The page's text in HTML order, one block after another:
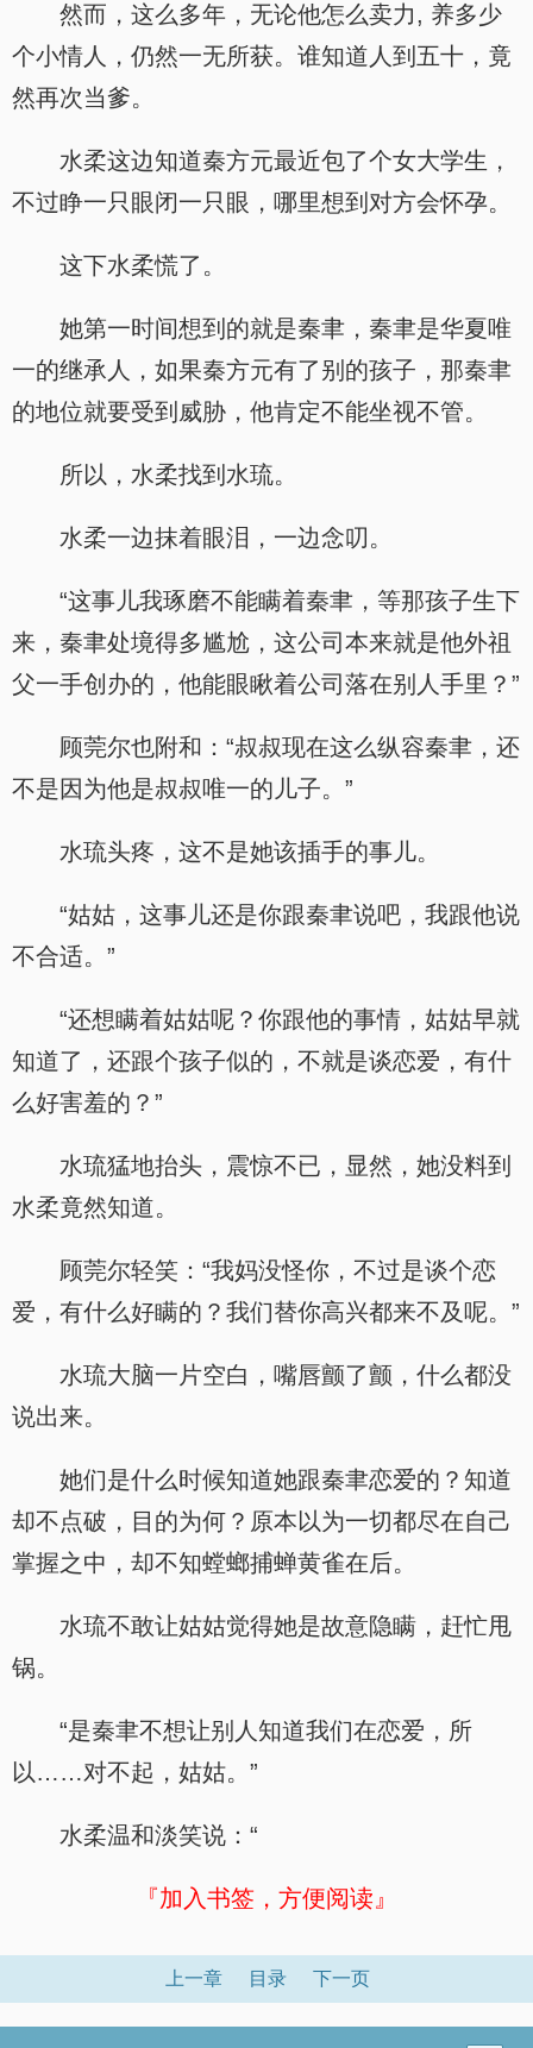
然而，这么多年，无论他怎么卖力, 养多少
个小情人，仍然一无所获。谁知道人到五十，竟
然再次当爹。
水柔这边知道秦方元最近包了个女大学生，
不过睁一只眼闭一只眼，哪里想到对方会怀孕。
这下水柔慌了。
她第一时间想到的就是秦聿，秦聿是华夏唯
一的继承人，如果秦方元有了别的孩子，那秦聿
的地位就要受到威胁，他肯定不能坐视不管。
所以，水柔找到水琉。
水柔一边抹着眼泪，一边念叨。
“这事儿我琢磨不能瞒着秦聿，等那孩子生下
来，秦聿处境得多尴尬，这公司本来就是他外祖
父一手创办的，他能眼瞅着公司落在别人手里？”
顾莞尔也附和：“叔叔现在这么纵容秦聿，还
不是因为他是叔叔唯一的儿子。”
水琉头疼，这不是她该插手的事儿。
“姑姑，这事儿还是你跟秦聿说吧，我跟他说
不合适。”
“还想瞒着姑姑呢？你跟他的事情，姑姑早就
知道了，还跟个孩子似的，不就是谈恋爱，有什
么好害羞的？”
水琉猛地抬头，震惊不已，显然，她没料到
水柔竟然知道。
顾莞尔轻笑：“我妈没怪你，不过是谈个恋
爱，有什么好瞒的？我们替你高兴都来不及呢。”
水琉大脑一片空白，嘴唇颤了颤，什么都没
说出来。
她们是什么时候知道她跟秦聿恋爱的？知道
却不点破，目的为何？原本以为一切都尽在自己
掌握之中，却不知螳螂捕蝉黄雀在后。
水琉不敢让姑姑觉得她是故意隐瞒，赶忙甩
锅。
“是秦聿不想让别人知道我们在恋爱，所
以……对不起，姑姑。”
水柔温和淡笑说：“
『加入书签，方便阅读』
上一章 目录 下一页